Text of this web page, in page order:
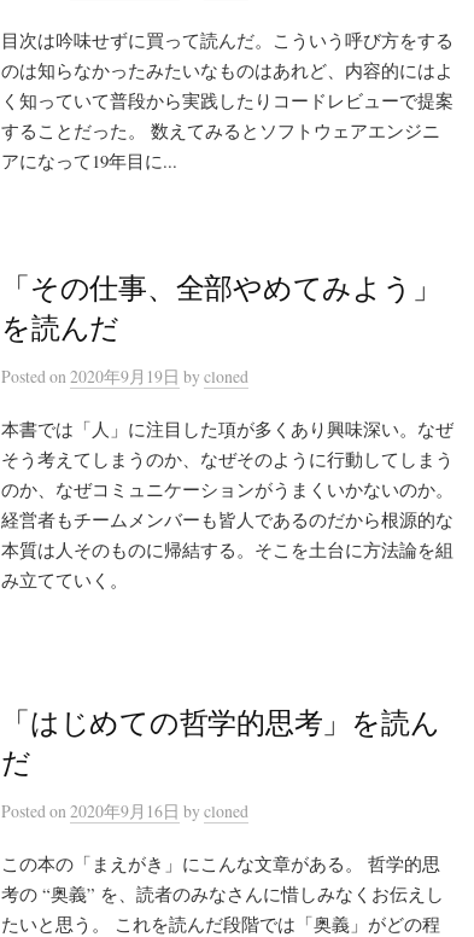
目次は吟味せずに買って読んだ。こういう呼び方をする
のは知らなかったみたいなものはあれど、内容的にはよ
く知っていて普段から実践したりコードレビューで提案
することだった。 数えてみるとソフトウェアエンジニ
アになって19年目に...
「その仕事、全部やめてみよう」
を読んだ
Postedon 2020年9月19日 by cloned
本書では「人」に注目した項が多くあり興味深い。なぜ
そう考えてしまうのか、なぜそのように行動してしまう
のか、なぜコミュニケーションがうまくいかないのか。
経営者もチームメンバーも皆人であるのだから根源的な
本質は人そのものに帰結する。そこを土台に方法論を組
み立てていく。
「はじめての哲学的思考」を読ん
だ
Posted on 2020年9月16日 by cloned
この本の「まえがき」にこんな文章がある。 哲学的思
考の “奥義” を、読者のみなさんに惜しみなくお伝えし
たいと思う。 これを読んだ段階では「奥義」がどの程